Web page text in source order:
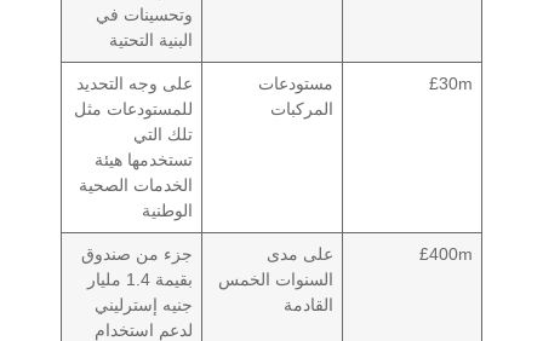
وتحسينات في
البنية التحتية
£30m
مستودعات
المركبات
على وجه التحديد
للمستودعات مثل
تلك التي
تستخدمها هيئة
الخدمات الصحية
الوطنية
£400m
على مدى
السنوات الخمس
القادمة
جزء من صندوق
بقيمة 1.4 مليار
جنيه إسترليني
لدعم استخدام